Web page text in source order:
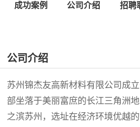
成功案例 公司介绍 招聘
公司介绍
苏州锦杰友高新材料有限公司成
部坐落于美丽富庶的长江三角洲
之滨苏州，选址在经济环境优越